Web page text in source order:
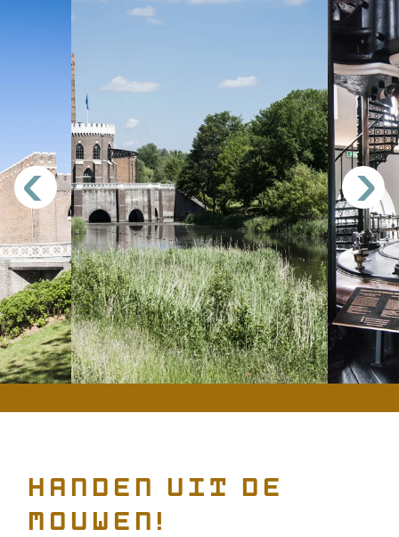
< >
Handen uit de
mouwen!